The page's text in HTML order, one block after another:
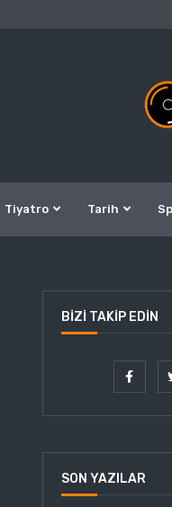
Tiyatro Tarih
BIZI TAKIP EDIN
SON YAZILAR